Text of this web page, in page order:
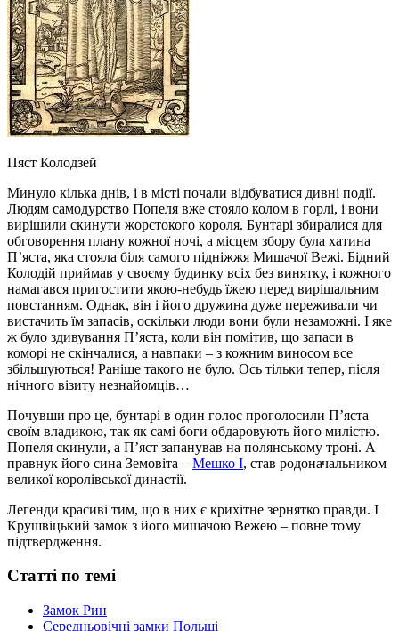
Пяст Колодзей
Минуло кілька днів, і в місті почали відбуватися дивні події.
Людям самодурство Попеля вже стояло колом в горлі, і вони
вирішили скинути жорстокого короля. Бунтарі збиралися для
обговорення плану кожної ночі, а місцем збору була хатина
П’яста, яка стояла біля самого підніжжя Мишачої Вежі. Бідний
Колодій приймав у своєму будинку всіх без винятку, і кожного
намагався пригостити якою-небудь їжею перед вирішальним
повстанням. Однак, він і його дружина дуже переживали чи
вистачить їм запасів, оскільки люди вони були незаможні. І яке
ж було здивування П’яста, коли він помітив, що запаси в
коморі не скінчалися, а навпаки – з кожним виносом все
збільшуються! Раніше такого не було. Ось тільки тепер, після
нічного візиту незнайомців…
Почувши про це, бунтарі в один голос проголосили П’яста
своїм владикою, так як самі боги обдаровують його милістю.
Попеля скинули, а П’яст запанував на полянському троні. А
правнук його сина Земовіта – Мешко I, став родоначальником
великої королівської династії.
Легенди красиві тим, що в них є крихітне зернятко правди. І
Крушвіцький замок з його мишачою Вежею – повне тому
підтвердження.
Статті по темі
Замок Рин
Середньовічні замки Польщі